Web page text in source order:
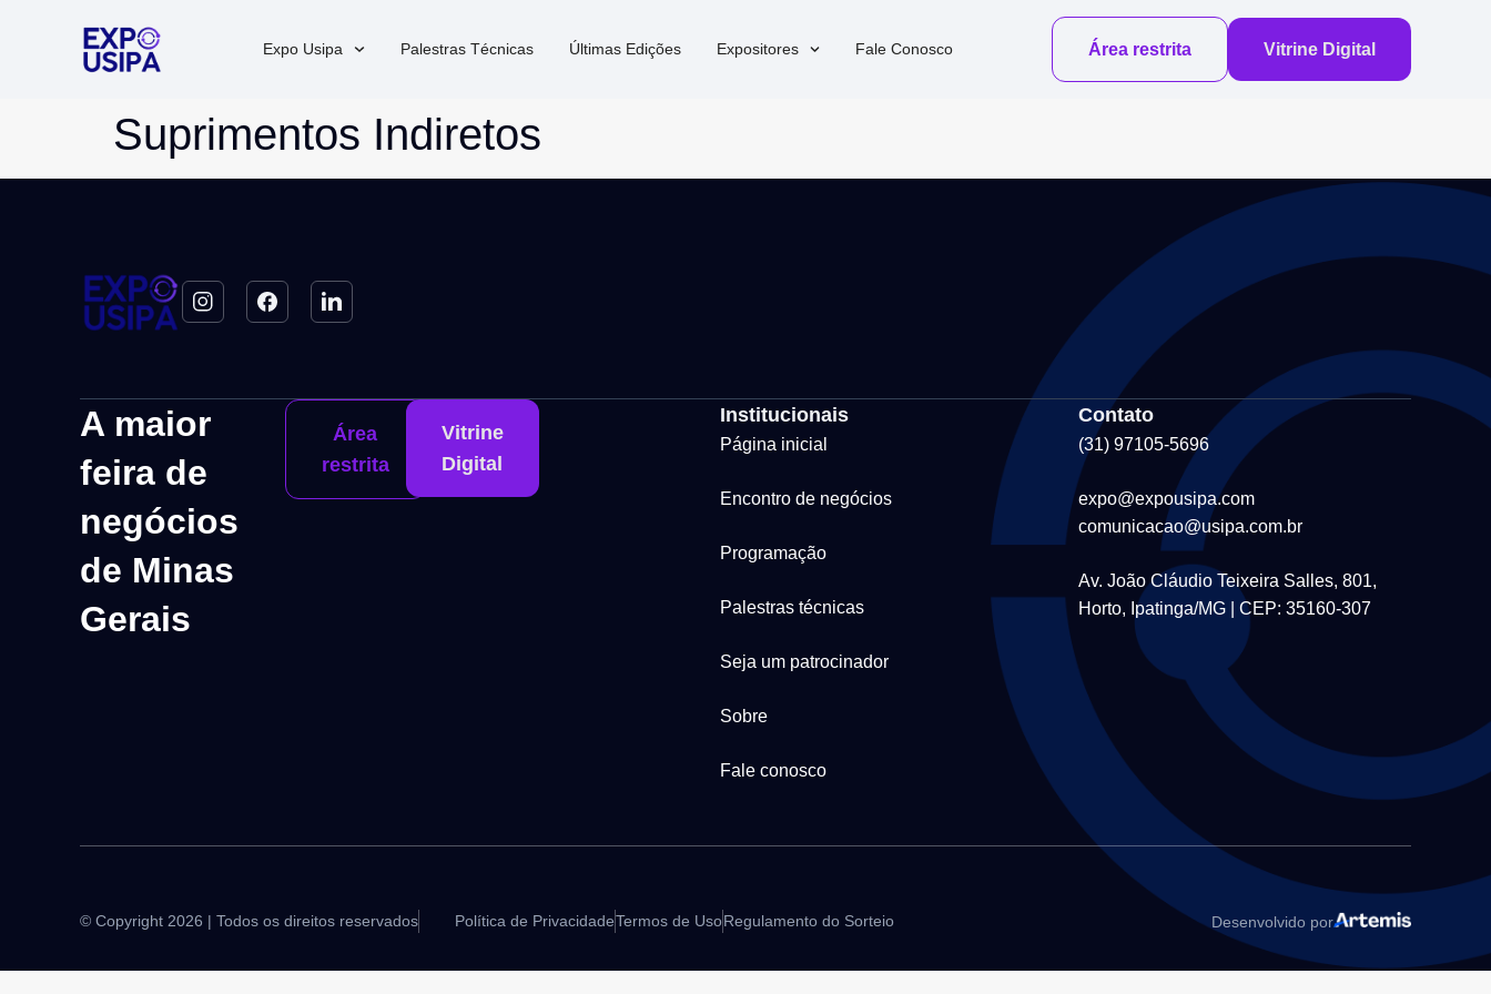
Expo Usipa Palestras Técnicas Últimas Edições Expositores Fale Conosco Área restrita Vitrine Digital
Suprimentos Indiretos
A maior
feira de
negócios
de Minas
Gerais
Área
restrita
Vitrine
Digital
Institucionais
Página inicial
Encontro de negócios
Programação
Palestras técnicas
Seja um patrocinador
Sobre
Fale conosco
Contato
(31) 97105-5696
expo@expousipa.com
comunicacao@usipa.com.br
Av. João Cláudio Teixeira Salles, 801,
Horto, Ipatinga/MG | CEP: 35160-307
© Copyright 2026 | Todos os direitos reservados Política de PrivacidadeTermos de UsoRegulamento do Sorteio Desenvolvido por